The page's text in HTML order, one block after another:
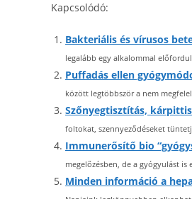
Kapcsolódó:
Bakteriális és vírusos
legalább egy alkalommal
Puffadás ellen
között legtöbbször a nem
Szőnyegtisztítás,
foltokat, szennyeződéseket
Immunerősítő bio
megelőzésben, de a gyógyulást
Minden információ a